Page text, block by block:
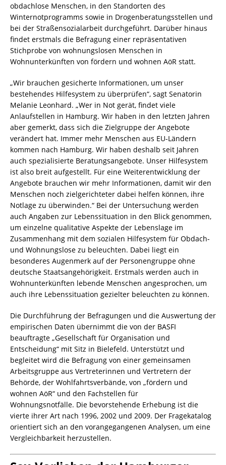
obdachlose Menschen, in den Standorten des
Winternotprogramms sowie in Drogenberatungsstellen und
bei der Straßensozialarbeit durchgeführt. Darüber hinaus
findet erstmals die Befragung einer repräsentativen
Stichprobe von wohnungslosen Menschen in
Wohnunterkünften von fördern und wohnen AöR statt.
„Wir brauchen gesicherte Informationen, um unser
bestehendes Hilfesystem zu überprüfen“, sagt Senatorin
Melanie Leonhard. „Wer in Not gerät, findet viele
Anlaufstellen in Hamburg. Wir haben in den letzten Jahren
aber gemerkt, dass sich die Zielgruppe der Angebote
verändert hat. Immer mehr Menschen aus EU-Ländern
kommen nach Hamburg. Wir haben deshalb seit Jahren
auch spezialisierte Beratungsangebote. Unser Hilfesystem
ist also breit aufgestellt. Für eine Weiterentwicklung der
Angebote brauchen wir mehr Informationen, damit wir den
Menschen noch zielgerichteter dabei helfen können, ihre
Notlage zu überwinden.“ Bei der Untersuchung werden
auch Angaben zur Lebenssituation in den Blick genommen,
um einzelne qualitative Aspekte der Lebenslage im
Zusammenhang mit dem sozialen Hilfesystem für Obdach-
und Wohnungslose zu beleuchten. Dabei liegt ein
besonderes Augenmerk auf der Personengruppe ohne
deutsche Staatsangehörigkeit. Erstmals werden auch in
Wohnunterkünften lebende Menschen angesprochen, um
auch ihre Lebenssituation gezielter beleuchten zu können.
Die Durchführung der Befragungen und die Auswertung der
empirischen Daten übernimmt die von der BASFI
beauftragte „Gesellschaft für Organisation und
Entscheidung“ mit Sitz in Bielefeld. Unterstützt und
begleitet wird die Befragung von einer gemeinsamen
Arbeitsgruppe aus Vertreterinnen und Vertretern der
Behörde, der Wohlfahrtsverbände, von „fördern und
wohnen AöR“ und den Fachstellen für
Wohnungsnotfälle. Die bevorstehende Erhebung ist die
vierte ihrer Art nach 1996, 2002 und 2009. Der Fragekatalog
orientiert sich an den vorangegangenen Analysen, um eine
Vergleichbarkeit herzustellen.